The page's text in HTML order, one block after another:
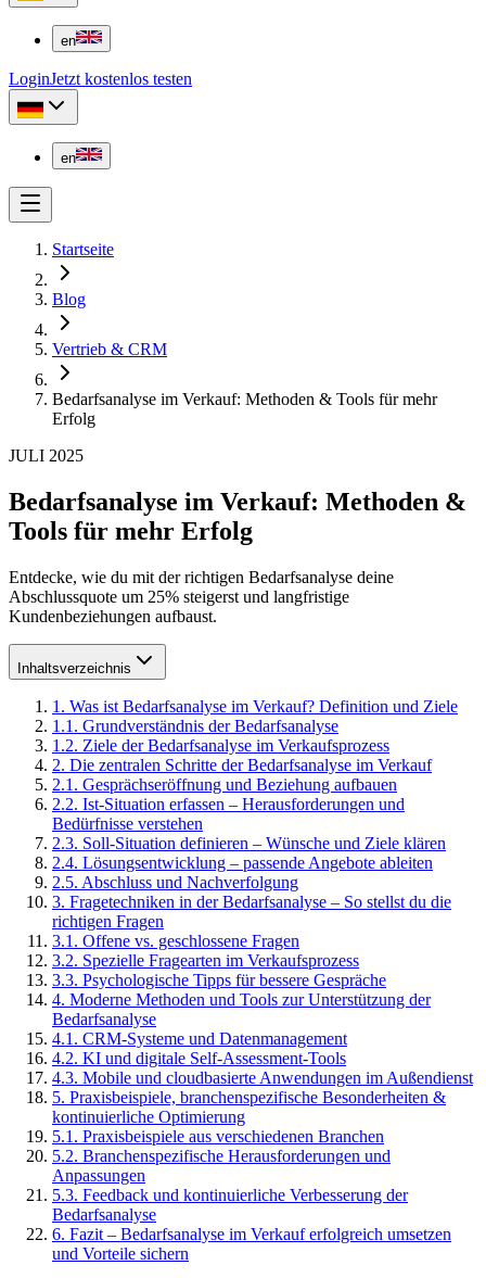
en
LoginJetzt kostenlos testen
en
Startseite
Blog
Vertrieb & CRM
Bedarfsanalyse im Verkauf: Methoden & Tools für mehr
Erfolg
JULI 2025
Bedarfsanalyse im Verkauf: Methoden &
Tools für mehr Erfolg
Entdecke, wie du mit der richtigen Bedarfsanalyse deine
Abschlussquote um 25% steigerst und langfristige
Kundenbeziehungen aufbaust.
Inhaltsverzeichnis
1 . Was ist Bedarfsanalyse im Verkauf? Definition und Ziele
1 .1 . Grundverständnis der Bedarfsanalyse
1 .2. Ziele der Bedarfsanalyse im Verkaufsprozess
2. Die zentralen Schritte der Bedarfsanalyse im Verkauf
2.1 . Gesprächseröffnung und Beziehung aufbauen
2.2. Ist-Situation erfassen – Herausforderungen und
Bedürfnisse verstehen
2.3. Soll-Situation definieren – Wünsche und Ziele klären
2.4. Lösungsentwicklung – passende Angebote ableiten
2.5. Abschluss und Nachverfolgung
3. Fragetechniken in der Bedarfsanalyse – So stellst du die
richtigen Fragen
3.1 . Offene vs. geschlossene Fragen
3.2. Spezielle Fragearten im Verkaufsprozess
3.3. Psychologische Tipps für bessere Gespräche
4. Moderne Methoden und Tools zur Unterstützung der
Bedarfsanalyse
4.1 . CRM-Systeme und Datenmanagement
4.2. KI und digitale Self-Assessment-Tools
4.3. Mobile und cloudbasierte Anwendungen im Außendienst
5. Praxisbeispiele, branchenspezifische Besonderheiten &
kontinuierliche Optimierung
5.1 . Praxisbeispiele aus verschiedenen Branchen
5.2. Branchenspezifische Herausforderungen und
Anpassungen
5.3. Feedback und kontinuierliche Verbesserung der
Bedarfsanalyse
6. Fazit – Bedarfsanalyse im Verkauf erfolgreich umsetzen
und Vorteile sichern